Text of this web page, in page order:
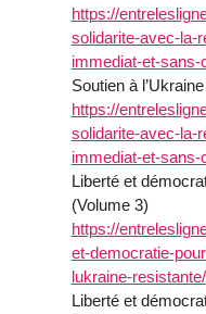
https://
solidarite-avec-la-
immediat-et-
Soutien à
https://
solidarite-avec-la-
immediat-et-
Liberté et
(Volume 3)
https://
et-democratie-
lukraine-resistante/
Liberté et